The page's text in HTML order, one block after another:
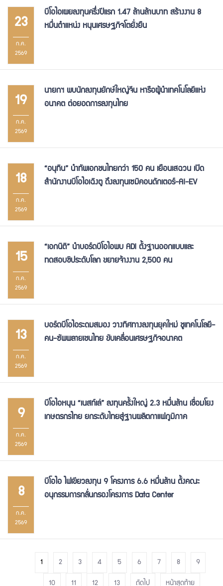
23
ก.ค.
2569
บีโอไอเผยลงทุนครึ่งปีแรก 1.47 ล้านล้านบาท สร้างงาน 8
หมื่นตำแหน่ง หนุนเศรษฐกิจโตยั่งยืน
19
ก.ค.
2569
นายกฯ พบนักลงทุนยักษ์ใหญ่จีน หารือผู้นำเทคโนโลยีแห่ง
อนาคต ต่อยอดการลงทุนไทย
18
ก.ค.
2569
“อนุทิน” นำทัพเอกชนไทยกว่า 150 คน เยือนเสฉวน เปิด
สำนักงานบีโอไอเฉิงตู ดึงลงทุนเซมิคอนดักเตอร์-AI-EV
15
ก.ค.
2569
“เอกนิติ” นำบอร์ดบีโอไอพบ ADI ตั้งฐานออกแบบและ
ทดสอบชิประดับโลก ขยายจ้างงาน 2,500 คน
13
ก.ค.
2569
บอร์ดบีโอไอระดมสมอง วางทิศทางลงทุนยุคใหม่ ชูเทคโนโลยี-
คน-ซัพพลายเชนไทย ขับเคลื่อนเศรษฐกิจอนาคต
9
ก.ค.
2569
บีโอไอหนุน “เนสท์เล่” ลงทุนครั้งใหญ่ 2.3 หมื่นล้าน เชื่อมโยง
เกษตรกรไทย ยกระดับไทยสู่ฐานผลิตกาแฟภูมิภาค
8
ก.ค.
2569
บีโอไอ ไฟเขียวลงทุน 9 โครงการ 6.6 หมื่นล้าน ตั้งคณะ
อนุกรรมการกลั่นกรองโครงการ Data Center
1 2 3 4 5 6 7 8 9
10 11 12 13 ถัดไป หน้าสุดท้าย